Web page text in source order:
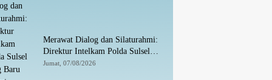
Merawat Dialog dan Silaturahmi:
Direktur Intelkam Polda Sulsel
yang Baru Temui Pengurus PBHI
Jumat, 07/08/2026